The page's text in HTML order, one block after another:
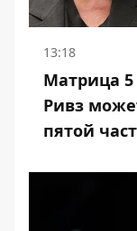
13:18
Матрица 5
Ривз
пятой